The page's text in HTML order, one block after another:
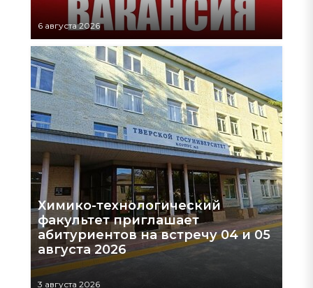
6 августа 2026
Химико-технологический
факультет приглашает
абитуриентов на встречу 04 и 05
августа 2026
3 августа 2026